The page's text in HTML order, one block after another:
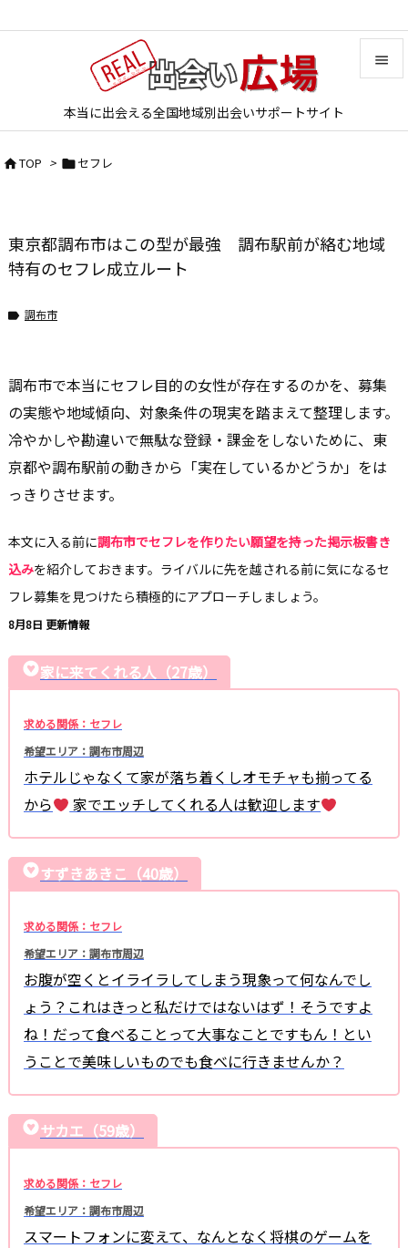
本当に出会える全国地域別出会いサポートサイト


TOP > セフレ
東京都調布市はこの型が最強 調布駅前が絡む地域
特有のセフレ成立ルート
 調布市
調布市で本当にセフレ目的の女性が存在するのかを、募集
の実態や地域傾向、対象条件の現実を踏まえて整理します。
冷やかしや勘違いで無駄な登録・課金をしないために、東
京都や調布駅前の動きから「実在しているかどうか」をは
っきりさせます。
本文に入る前に調布市でセフレを作りたい願望を持った掲示板書き
込みを紹介しておきます。ライバルに先を越される前に気になるセ
フレ募集を見つけたら積極的にアプローチしましょう。
8月8日 更新情報
家に来てくれる人（27歳）
求める関係：セフレ
希望エリア：調布市周辺
ホテルじゃなくて家が落ち着くしオモチャも揃ってる
から
家でエッチしてくれる人は歓迎します
すずきあきこ（40歳）
求める関係：セフレ
希望エリア：調布市周辺
お腹が空くとイライラしてしまう現象って何なんでし
ょう？これはきっと私だけではないはず！そうですよ
ね！だって食べることって大事なことですもん！とい
うことで美味しいものでも食べに行きませんか？
サカエ（59歳）
求める関係：セフレ
希望エリア：調布市周辺
スマートフォンに変えて、なんとなく将棋のゲームを